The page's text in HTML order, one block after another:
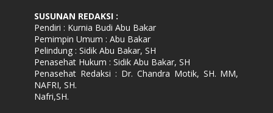
SUSUNAN REDAKSI :
Pendiri : Kurnia Budi Abu Bakar
Pemimpin Umum : Abu Bakar
Pelindung : Sidik Abu Bakar, SH
Penasehat Hukum : Sidik Abu Bakar, SH
Penasehat Redaksi : Dr. Chandra Motik, SH. MM,
NAFRI, SH.
Nafri,SH.